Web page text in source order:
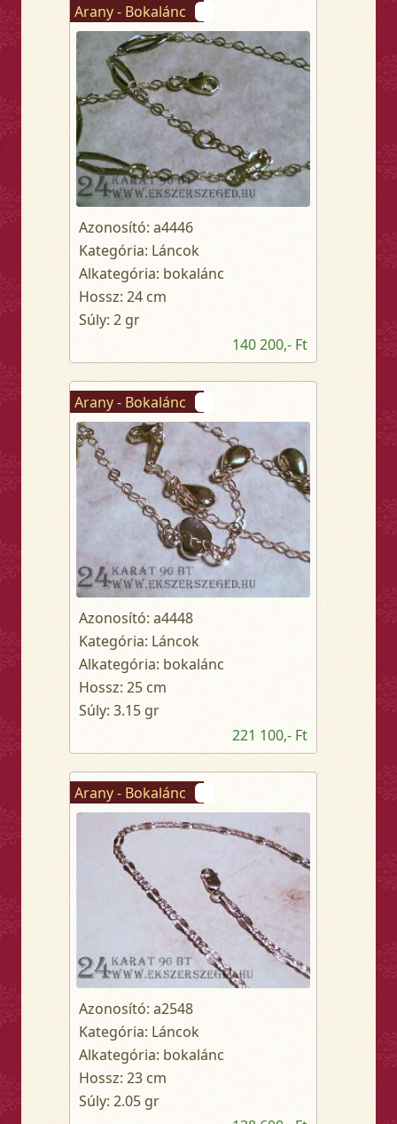
Arany - Bokalánc
Azonosító: a4446
Kategória: Láncok
Alkategória: bokalánc
Hossz: 24 cm
Súly: 2 gr
140 200,- Ft
Arany - Bokalánc
Azonosító: a4448
Kategória: Láncok
Alkategória: bokalánc
Hossz: 25 cm
Súly: 3.15 gr
221 100,- Ft
Arany - Bokalánc
Azonosító: a2548
Kategória: Láncok
Alkategória: bokalánc
Hossz: 23 cm
Súly: 2.05 gr